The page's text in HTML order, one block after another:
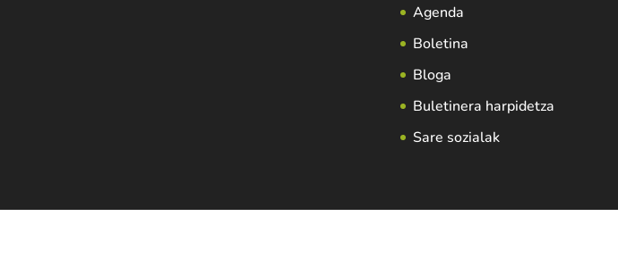
Agenda
Boletina
Bloga
Buletinera harpidetza
Sare sozialak